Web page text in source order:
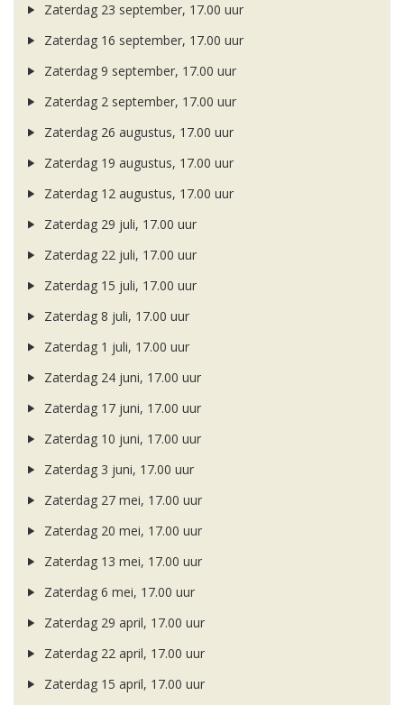
Zaterdag 23 september, 17.00 uur
Zaterdag 16 september, 17.00 uur
Zaterdag 9 september, 17.00 uur
Zaterdag 2 september, 17.00 uur
Zaterdag 26 augustus, 17.00 uur
Zaterdag 19 augustus, 17.00 uur
Zaterdag 12 augustus, 17.00 uur
Zaterdag 29 juli, 17.00 uur
Zaterdag 22 juli, 17.00 uur
Zaterdag 15 juli, 17.00 uur
Zaterdag 8 juli, 17.00 uur
Zaterdag 1 juli, 17.00 uur
Zaterdag 24 juni, 17.00 uur
Zaterdag 17 juni, 17.00 uur
Zaterdag 10 juni, 17.00 uur
Zaterdag 3 juni, 17.00 uur
Zaterdag 27 mei, 17.00 uur
Zaterdag 20 mei, 17.00 uur
Zaterdag 13 mei, 17.00 uur
Zaterdag 6 mei, 17.00 uur
Zaterdag 29 april, 17.00 uur
Zaterdag 22 april, 17.00 uur
Zaterdag 15 april, 17.00 uur